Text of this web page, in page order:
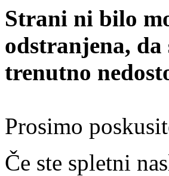
Strani ni bilo
odstranjena,
trenutno
Prosimo
Če ste spletni